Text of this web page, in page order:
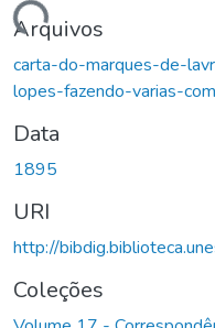
Arquivos
carta-do-marques-de-
lopes-fazendo-varias-
Data
1895
URI
http://
Coleções